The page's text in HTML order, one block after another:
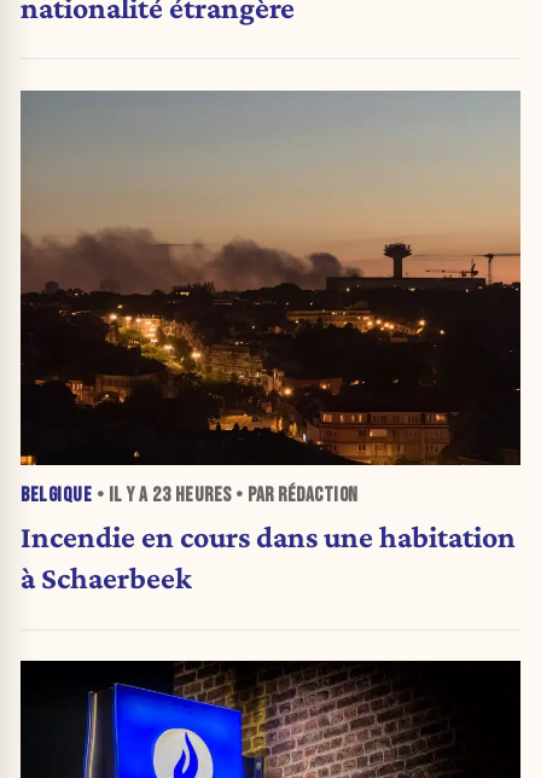
nationalité étrangère
BELGIQUE • IL Y A 23 HEURES• PAR RÉDACTION
Incendie en cours dans une habitation
à Schaerbeek